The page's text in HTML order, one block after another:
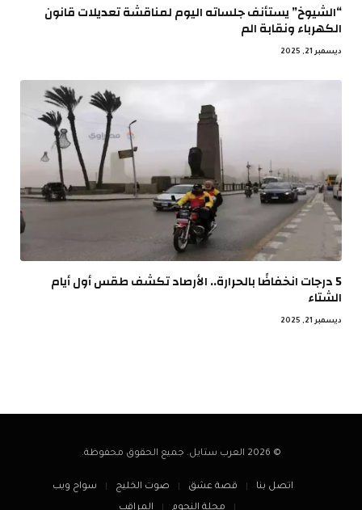
“الشيوخ” يستأنف جلساته اليوم لمناقشة تعديلات قانون
الكهرباء ونقابة الم
ديسمبر 21, 2025
5 درجات انخفاضًا بالحرارة.. الأرصاد تكشف طقس أول أيام
الشتاء
ديسمبر 21, 2025
© 2026 العرب ستايل. جميع الحقوق محفوظة.
اتصل بنا قصة عشق صوت الخليج
سواح ويب